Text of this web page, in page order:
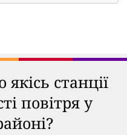
станції
повітря у